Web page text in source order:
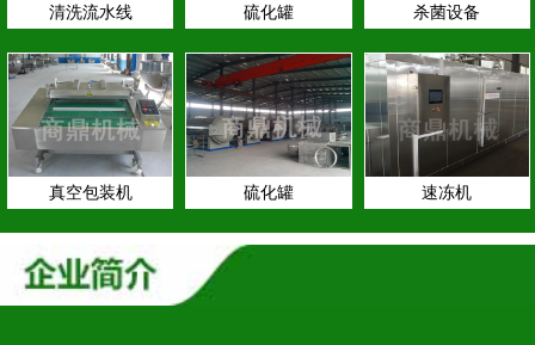
清洗流水线 硫化罐 杀菌设备
真空包装机 硫化罐 速冻机